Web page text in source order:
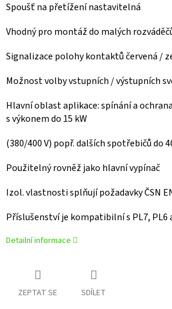
Spoušť na přetížení nastavitelná
Vhodný pro montáž do malých
Signalizace polohy kontaktů červená /
Možnost volby vstupních / výstupních
Hlavní oblast aplikace: spínání a
s výkonem do 15 kW
(380/400 V) popř. dalších spotřebičů do
Použitelný rovněž jako hlavní vypínač
Izol. vlastnosti splňují požadavky ČSN
Příslušenství je kompatibilní s PL7, PL6
Detailní informace
ZEPTAT SE SDÍLET